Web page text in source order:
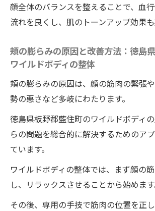
顔全体のバランスを整えることで、血
流れを良くし、肌のトーンアップ効果も
頬の膨らみの原因と改善方法：徳島
ワイルドボディの整体
頬の膨らみの原因は、顔の筋肉の緊張
勢の悪さなど多岐にわたります。
徳島県板野郡藍住町のワイルドボディ
らの問題を総合的に解決するためのア
ています。
ワイルドボディの整体では、まず顔の
し、リラックスさせることから始めます
その後、専用の手技で筋肉の位置を正し